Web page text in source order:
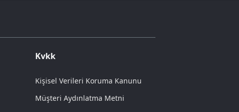
Kvkk
Kişisel Verileri Koruma Kanunu
Müşteri Aydınlatma Metni